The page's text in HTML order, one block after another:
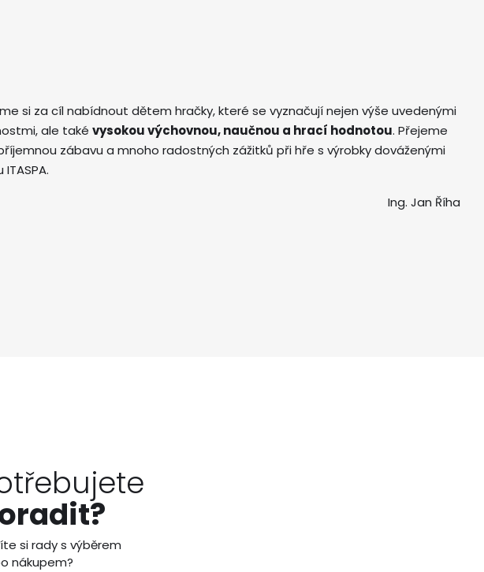
si za cíl nabídnout dětem hračky, které se vyznačují nejen výše uvedenými
ale také vysokou výchovnou, naučnou a hrací hodnotou. Přejeme
zábavu a mnoho radostných zážitků při hře s výrobky dováženými
Ing. Jan Říha
si rady s výběrem
nákupem?